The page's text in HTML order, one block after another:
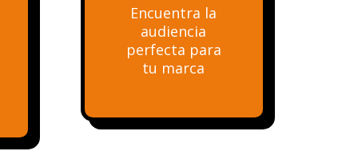
Encuentra la
audiencia
perfecta para
tu marca